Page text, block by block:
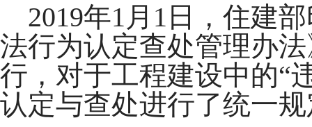
2019年1月1日，住建
法行为认定查处管理办
行，对于工程建设中的“
认定与查处进行了统一